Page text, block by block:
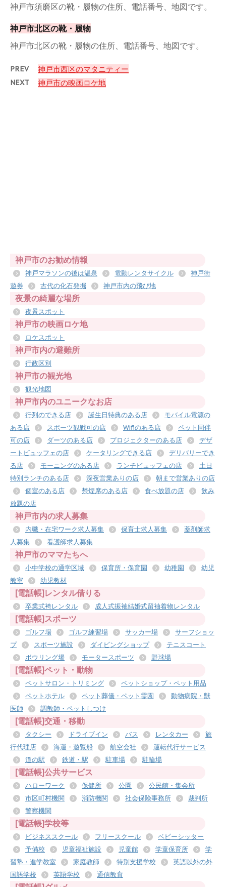
神戸市須磨区の靴・履物の住所、電話番号、地図です。
神戸市北区の靴・履物
神戸市北区の靴・履物の住所、電話番号、地図です。
PREV 神戸市西区のマタニティー
NEXT 神戸市の映画ロケ地
神戸市のお勧め情報
神戸マラソンの後は温泉 電動レンタサイクル
神戸街
遊券
古代の化石発掘 神戸市内の飛び地
夜景の綺麗な場所
夜景スポット
神戸市の映画ロケ地
ロケスポット
神戸市内の避難所
行政区別
神戸市の観光地
観光地図
神戸市内のユニークなお店
行列のできる店 誕生日特典のある店
モバイル電源の
ある店
スポーツ観戦可の店 Wifiのある店
ペット同伴
可の店
ダーツのある店 プロジェクターのある店
デザ
ートビュッフェの店
ケータリングできる店
デリバリーでき
る店
モーニングのある店 ランチビュッフェの店
土日
特別ランチのある店
深夜営業ありの店
朝まで営業ありの店
個室のある店
禁煙席のある店 食べ放題の店
飲み
放題の店
神戸市内の求人募集
内職・在宅ワーク求人募集 保育士求人募集
薬剤師求
人募集
看護師求人募集
神戸市のママたちへ
小中学校の通学区域 保育所・保育園 幼稚園
幼児
教室
幼児教材
[電話帳]レンタル借りる
卒業式袴レンタル 成人式振袖結婚式留袖着物レンタル
[電話帳]スポーツ
ゴルフ場 ゴルフ練習場 サッカー場
サーフショッ
プ
スポーツ施設 ダイビングショップ
テニスコート
ボウリング場
モータースポーツ 野球場
[電話帳]ペット・動物
ペットサロン・トリミング
ペットショップ・ペット用品
ペットホテル
ペット葬儀・ペット霊園
動物病院・獣
医師
調教師・ペットしつけ
[電話帳]交通・移動
タクシー ドライブイン バス レンタカー
旅
行代理店
海運・遊覧船 航空会社
運転代行サービス
道の駅
鉄道・駅 駐車場 駐輪場
[電話帳]公共サービス
ハローワーク 保健所 公園
公民館・集会所
市区町村機関
消防機関 社会保険事務所
裁判所
警察機関
[電話帳]学校等
ビジネススクール フリースクール
ベビーシッター
予備校
児童福祉施設 児童館 学童保育所
学
習塾・進学教室
家庭教師 特別支援学校
英語以外の外
国語学校
英語学校 通信教育